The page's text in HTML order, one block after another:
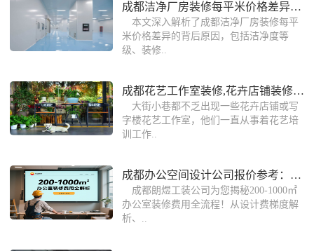
成都洁净厂房装修每平米价格差异详解
本文深入解析了成都洁净厂房装修每平
米价格差异的背后原因，包括洁净度等
级、装修..
成都花艺工作室装修,花卉店铺装修效果图
大街小巷都不乏出现一些花卉店铺或写
字楼花艺工作室，他们一直从事着花艺培
训工作..
成都办公空间设计公司报价参考：200-10
成都朗煜工装公司为您揭秘‌200-1000㎡
办公室装修费用‌全流程！从设计费梯度解
析、..